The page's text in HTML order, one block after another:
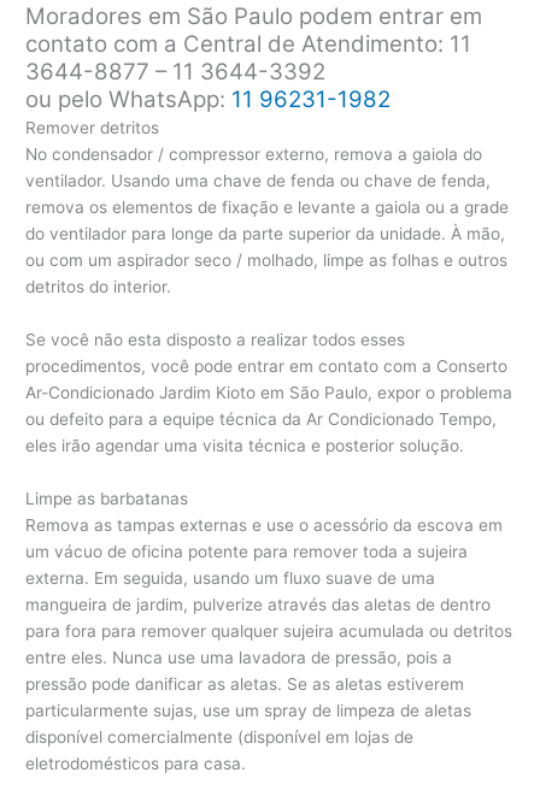
Moradores em São Paulo podem entrar em
contato com a Central de Atendimento: 11
3644-8877 – 11 3644-3392
ou pelo WhatsApp: 11 96231-1982
Remover detritos
No condensador / compressor externo, remova a gaiola do
ventilador. Usando uma chave de fenda ou chave de fenda,
remova os elementos de fixação e levante a gaiola ou a grade
do ventilador para longe da parte superior da unidade. À mão,
ou com um aspirador seco / molhado, limpe as folhas e outros
detritos do interior.
Se você não esta disposto a realizar todos esses
procedimentos, você pode entrar em contato com a Conserto
Ar-Condicionado Jardim Kioto em São Paulo, expor o problema
ou defeito para a equipe técnica da Ar Condicionado Tempo,
eles irão agendar uma visita técnica e posterior solução.
Limpe as barbatanas
Remova as tampas externas e use o acessório da escova em
um vácuo de oficina potente para remover toda a sujeira
externa. Em seguida, usando um fluxo suave de uma
mangueira de jardim, pulverize através das aletas de dentro
para fora para remover qualquer sujeira acumulada ou detritos
entre eles. Nunca use uma lavadora de pressão, pois a
pressão pode danificar as aletas. Se as aletas estiverem
particularmente sujas, use um spray de limpeza de aletas
disponível comercialmente (disponível em lojas de
eletrodomésticos para casa.